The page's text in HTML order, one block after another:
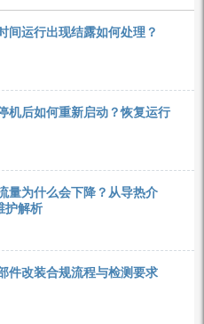
间运行出现结露如何处理？
机后如何重新启动？恢复运行
量为什么会下降？从导热介
护解析
件改装合规流程与检测要求